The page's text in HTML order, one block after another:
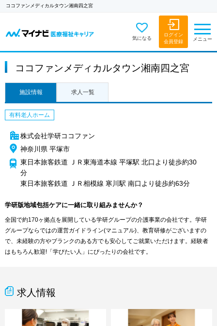
ココファンメディカルタウン湘南四之宮
気になる
ログイン
会員登録
メニュー
ココファンメディカルタウン湘南四之宮
施設情報 求人一覧
有料老人ホーム
株式会社学研ココファン
神奈川県 平塚市
東日本旅客鉄道 ＪＲ東海道本線 平塚駅 北口より徒歩約30
分
東日本旅客鉄道 ＪＲ相模線 寒川駅 南口より徒歩約63分
学研版地域包括ケアに一緒に取り組みませんか？
全国で約170ヶ拠点を展開している学研グループの介護事業の会社です。学研
グループならではの運営ガイドライン(マニュアル)、教育研修がございますの
で、未経験の方やブランクのある方でも安心してご就業いただけます。経験者
はもちろん歓迎!「学びたい人」にぴったりの会社です。
求人情報